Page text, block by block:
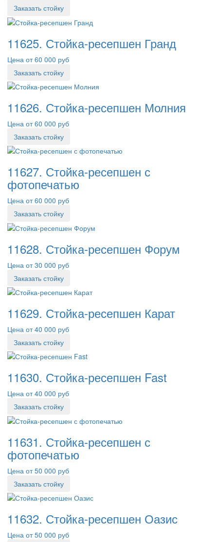
Заказать стойку
11625. Стойка-ресепшен Гранд
Цена от 60 000 руб
Заказать стойку
11626. Стойка-ресепшен Молния
Цена от 60 000 руб
Заказать стойку
11627. Стойка-ресепшен с
фотопечатью
Цена от 60 000 руб
Заказать стойку
11628. Стойка-ресепшен Форум
Цена от 30 000 руб
Заказать стойку
11629. Стойка-ресепшен Карат
Цена от 40 000 руб
Заказать стойку
11630. Стойка-ресепшен Fast
Цена от 40 000 руб
Заказать стойку
11631. Стойка-ресепшен с
фотопечатью
Цена от 50 000 руб
Заказать стойку
11632. Стойка-ресепшен Оазис
Цена от 50 000 руб